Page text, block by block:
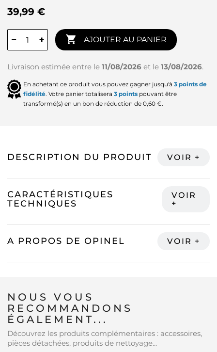
39,99 €
− +  AJOUTER AU PANIER
Livraison estimée entre le 11/08/2026 et le 13/08/2026.
En achetant ce produit vous pouvez gagner jusqu'à 3 points de
fidélité. Votre panier totalisera 3 points pouvant être
transformé(s) en un bon de réduction de 0,60 €.
DESCRIPTION DU PRODUIT
CARACTÉRISTIQUES
TECHNIQUES
A PROPOS DE OPINEL
NOUS VOUS
RECOMMANDONS
ÉGALEMENT...
Découvrez les produits complémentaires : accessoires,
pièces détachées, produits de nettoyage...